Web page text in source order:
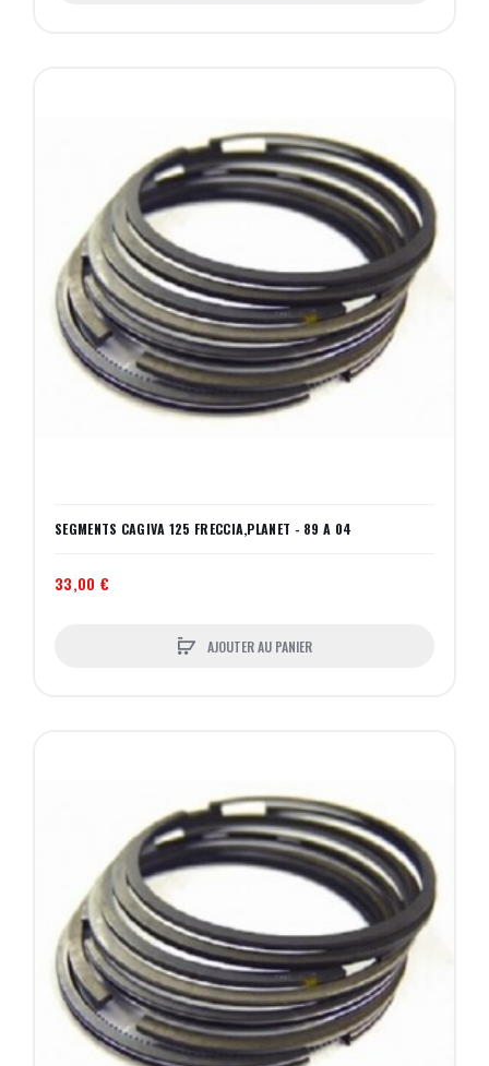
SEGMENTS CAGIVA 125 FRECCIA,PLANET - 89 A 04
33,00 €
AJOUTER AU PANIER